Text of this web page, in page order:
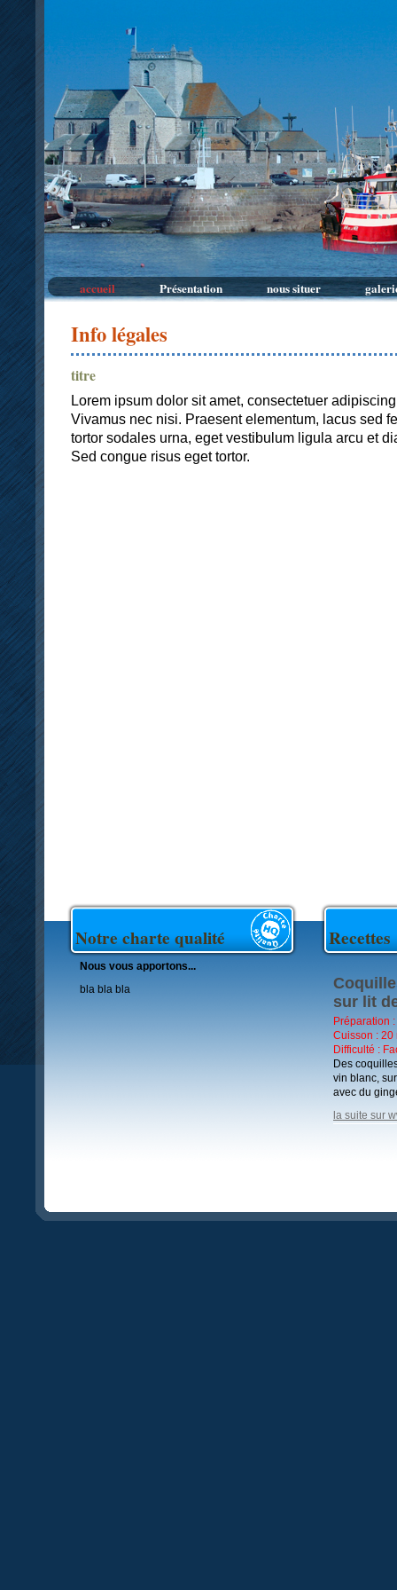
accueil Présentation nous situer
Info légales
titre
Lorem ipsum dolor sit amet, consectetuer
Vivamus nec nisi. Praesent elementum, lacus sed
tortor sodales urna, eget vestibulum ligula arcu et
Sed congue risus eget tortor.
Notre charte qualité
Nous vous apportons...
bla bla bla
Recettes
sur lit
Préparation
Cuisson : 20
Difficulté :
Des
vin blanc,
avec du
la suite sur